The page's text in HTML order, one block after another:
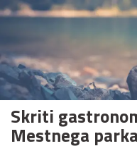
Skriti
Mestnega